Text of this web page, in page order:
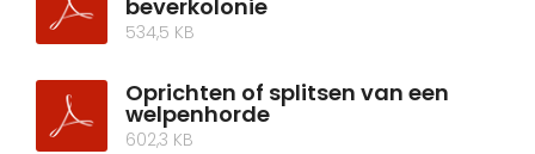
beverkolonie
534,5 KB
Oprichten of splitsen van een
welpenhorde
602,3 KB